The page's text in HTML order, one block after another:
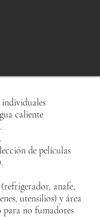
caliente
de películas
anafe,
utensilios) y área
no fumadores